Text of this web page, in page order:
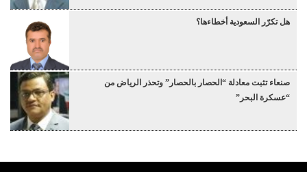
هل تكرّر السعودية أخطاءها؟
صنعاء تثبت معادلة “الحصار بالحصار” وتحذر الرياض من
“عسكرة البحر”